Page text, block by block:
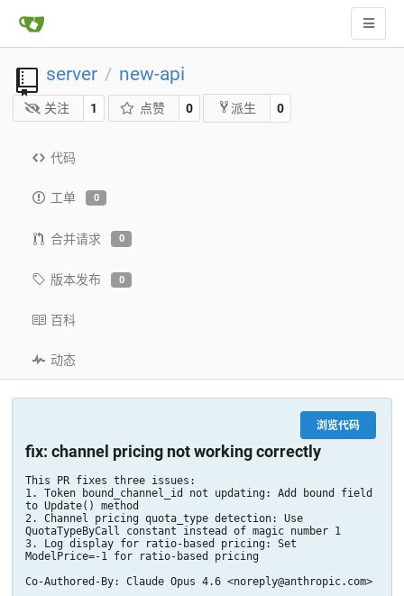
server / new-api
关注 1 点赞 0 派生 0
代码
工单 0
合并请求 0
版本发布 0
百科
动态
浏览代码
fix: channel pricing not working correctly
This PR fixes three issues:
1. Token bound_channel_id not updating: Add bound field
to Update() method
2. Channel pricing quota_type detection: Use
QuotaTypeByCall constant instead of magic number 1
3. Log display for ratio-based pricing: Set
ModelPrice=-1 for ratio-based pricing
Co-Authored-By: Claude Opus 4.6 <noreply@anthropic.com>